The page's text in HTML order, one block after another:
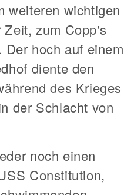
weiteren wichtigen
zum Copp's
hoch auf einem
diente den
des Krieges
der Schlacht von
noch einen
Constitution,